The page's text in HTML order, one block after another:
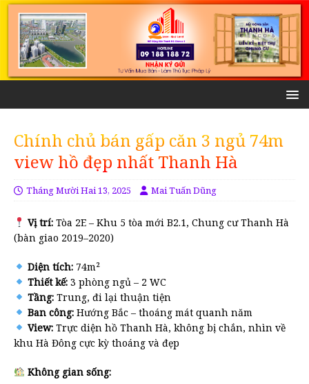
Chính chủ bán gấp căn 3 ngủ 74m
view hồ đẹp nhất Thanh Hà
Tháng Mười Hai 13, 2025 Mai Tuấn Dũng
Vị trí:Tòa 2E – Khu 5 tòa mới B2.1, Chung cư Thanh Hà
(bàn giao 2019–2020)
Diện tích:74m²
Thiết kế:3 phòng ngủ – 2 WC
Tầng:Trung, đi lại thuận tiện
Ban công:Hướng Bắc – thoáng mát quanh năm
View:Trực diện hồ Thanh Hà, không bị chắn, nhìn về
khu Hà Đông cực kỳ thoáng và đẹp
Không gian sống: